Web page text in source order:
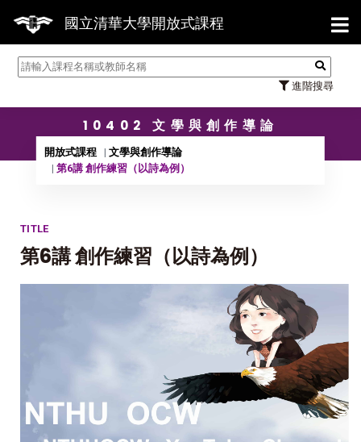
國立清華大學開放式課程
進階搜尋
【
10402 文學與創作導論
開放式課程
文學與創作導論
第6講 創作練習（以詩為例）
TITLE
第6講 創作練習（以詩為例）